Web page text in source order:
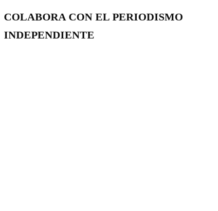
COLABORA CON EL PERIODISMO
INDEPENDIENTE